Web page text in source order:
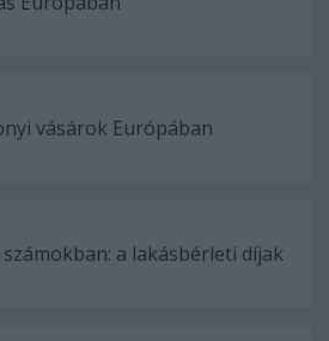
vásárok Európában
a lakásbérleti díjak